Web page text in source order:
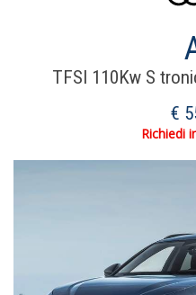
TFSI 110Kw S
€
Richiedi
Chiusura Centralizzata
Indic. Pressione Insuff.
Sensore Sul Cerchio